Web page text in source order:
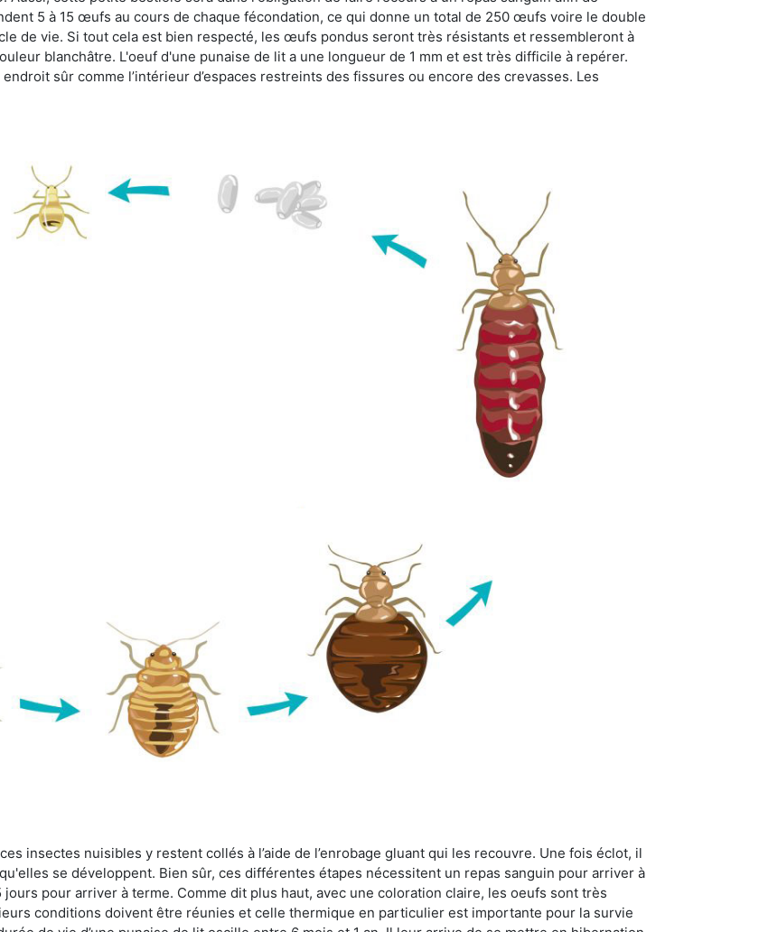
5 à 15 œufs au cours de chaque fécondation, ce qui donne un total de 250 œufs voire le double
de vie. Si tout cela est bien respecté, les œufs pondus seront très résistants et ressembleront à
blanchâtre. L'oeuf d'une punaise de lit a une longueur de 1 mm et est très difficile à repérer.
sûr comme l’intérieur d’espaces restreints des fissures ou encore des crevasses. Les
insectes nuisibles y restent collés à l’aide de l’enrobage gluant qui les recouvre. Une fois éclot, il
se développent. Bien sûr, ces différentes étapes nécessitent un repas sanguin pour arriver à
pour arriver à terme. Comme dit plus haut, avec une coloration claire, les oeufs sont très
conditions doivent être réunies et celle thermique en particulier est importante pour la survie